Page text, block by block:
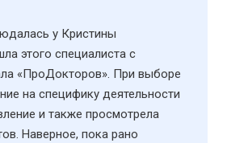
у Кристины
этого специалиста с
«ПроДокторов». При выборе
на специфику деятельности
и также просмотрела
Наверное, пока рано